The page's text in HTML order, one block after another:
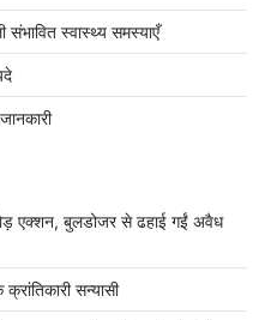
संभावित स्वास्थ्य समस्याएँ
एक्शन, बुलडोजर से ढहाई गईं अवैध
सन्यासी